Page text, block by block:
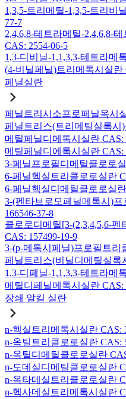
1,3,5-트리메틸-1,3,5-트리비
77-7
2,4,6,8-테트라메틸-2,4,6,8-
CAS: 2554-06-5
1,3-디비닐-1,1,3,3-테트라메
(4-비닐페닐)트리메톡시실란
페닐실란
페닐트리시소프로페닐옥시
페닐트리스(트리메틸실록시)
메틸페닐디메톡시실란 CAS:
메틸페닐디에톡시실란 CAS:
3-페닐프로필디메틸클로로
6-페닐헥실트리클로로실란
6-페닐헥실디메틸클로로실란
3-(펜타브로모페닐메톡시)
166546-37-8
클로로디메틸[3-(2,3,4,5,6-
CAS: 157499-19-9
3-(p-메톡시페닐)프로필트리
페닐트리스(비닐디메틸실록
1,3-디페닐-1,1,3,3-테트라메
메틸디페닐메톡시실란 CAS:
장쇄 알킬 실란
n-헥실트리메톡시실란 CAS:
n-옥틸트리클로로실란 CAS:
n-옥틸디메틸클로로실란
n-도데실디메틸클로로실란
n-옥타데실트리클로로실란
n-헥사데실트리메톡시실란